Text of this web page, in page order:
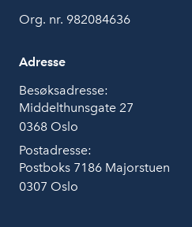
Org. nr. 982084636
Adresse
Besøksadresse:
Middelthunsgate 27
0368 Oslo
Postadresse:
Postboks 7186 Majorstuen
0307 Oslo